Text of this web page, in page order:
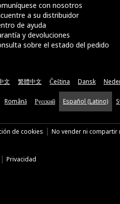
con nosotros
a su distribuidor
de ayuda
y devoluciones
sobre el estado del pedido
文 繁體中文 Čeština Dansk
Română Русский Español (Latino)
de cookies No vender ni
Privacidad